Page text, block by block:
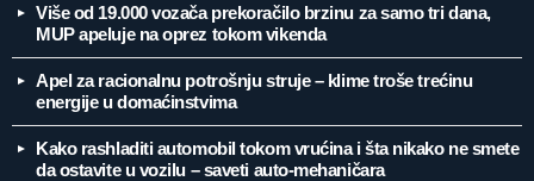
Više od 19.000 vozača prekoračilo brzinu za samo tri dana,
MUP apeluje na oprez tokom vikenda
Apel za racionalnu potrošnju struje – klime troše trećinu
energije u domaćinstvima
Kako rashladiti automobil tokom vrućina i šta nikako ne smete
da ostavite u vozilu – saveti auto-mehaničara